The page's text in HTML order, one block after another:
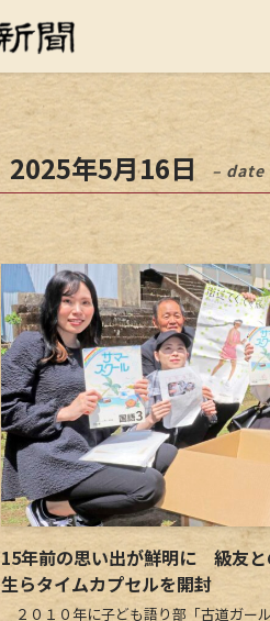
2025年5月16日 – date
15年前の思い出が鮮明に 級友
生らタイムカプセルを開封
２０１０年に子ども語り部「古道ガー